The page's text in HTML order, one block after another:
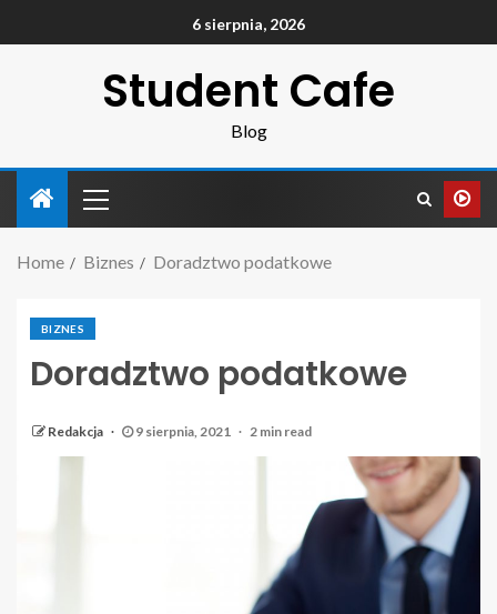
6 sierpnia, 2026
Student Cafe
Blog
Home Biznes Doradztwo podatkowe
BIZNES
Doradztwo podatkowe
Redakcja 9 sierpnia, 2021 2 min read